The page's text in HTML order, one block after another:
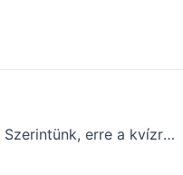
Agykarbantartó kvíz – Szerintünk, erre a kvízre van most a legnagyobb szükséged (128)